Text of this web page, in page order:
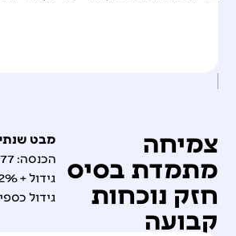
מבט שנתי –
הכנסה: 45,477 → ₪40,649
גידול + 12% במחזור
גידול כספי
צמיחה
מתמדת בסיס
חזק נוכחות
קבועה